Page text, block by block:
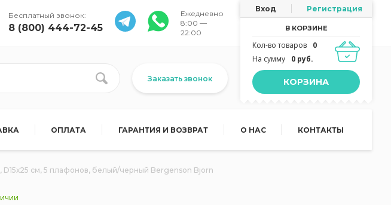
Бесплатный звонок:
8 (800) 444-72-45
Ежедневно
8:00 —
22:00
Вход Регистрация
В КОРЗИНЕ
Кол-во товаров
0
На сумму
0 руб.
КОРЗИНА
Заказать звонок
ОПЛАТА ГАРАНТИЯ И ВОЗВРАТ О НАС КОНТАКТЫ
см, 5 плафонов, белый/черный Bergenson Bjorn